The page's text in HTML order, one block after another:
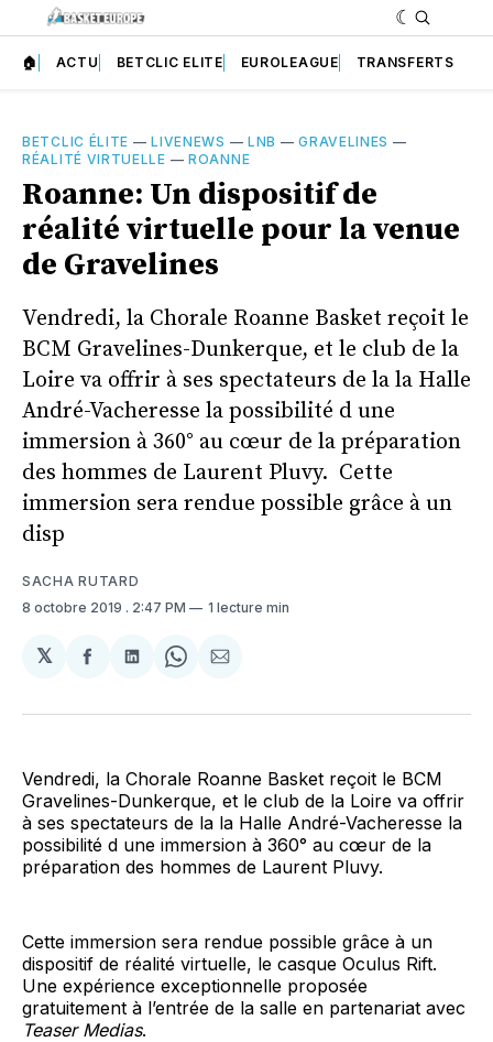
🏠 ACTU BETCLIC ELITE EUROLEAGUE TRANSFERTS
BETCLIC ÉLITE —LIVENEWS — LNB —GRAVELINES —
RÉALITÉ VIRTUELLE —ROANNE
Roanne: Un dispositif de
réalité virtuelle pour la venue
de Gravelines
Vendredi, la Chorale Roanne Basket reçoit le
BCM Gravelines-Dunkerque, et le club de la
Loire va offrir à ses spectateurs de la la Halle
André-Vacheresse la possibilité d une
immersion à 360° au cœur de la préparation
des hommes de Laurent Pluvy. Cette
immersion sera rendue possible grâce à un
disp
SACHA RUTARD
8 octobre 2019 . 2:47 PM 1 lecture min
𝕏
Partager
Facebook
Partager
LinkedIn
Share
WhatsApp
Partager
Courriel
Vendredi, la Chorale Roanne Basket reçoit le BCM
Gravelines-Dunkerque, et le club de la Loire va offrir
à ses spectateurs de la la Halle André-Vacheresse la
possibilité d une immersion à 360° au cœur de la
préparation des hommes de Laurent Pluvy.
Cette immersion sera rendue possible grâce à un
dispositif de réalité virtuelle, le casque Oculus Rift.
Une expérience exceptionnelle proposée
gratuitement à l’entrée de la salle en partenariat avec
Teaser Medias.